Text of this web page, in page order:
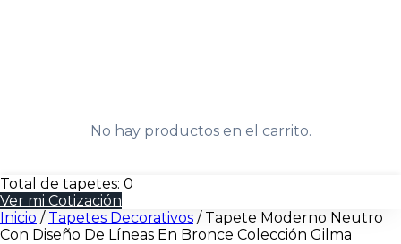
No hay productos en el carrito.
Total de tapetes: 0
Ver mi Cotización
Inicio / Tapetes Decorativos / Tapete Moderno Neutro
Con Diseño De Líneas En Bronce Colección Gilma